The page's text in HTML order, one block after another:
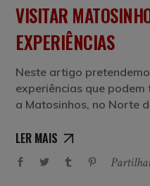
VISITAR
EXPERIÊNCIAS
Neste artigo
experiências que
a Matosinhos, no Norte
LER MAIS